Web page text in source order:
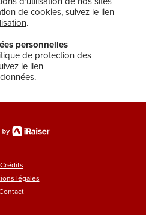
de cookies, suivez le lien
.
personnelles
de protection des
le lien
.
Crédits
légales